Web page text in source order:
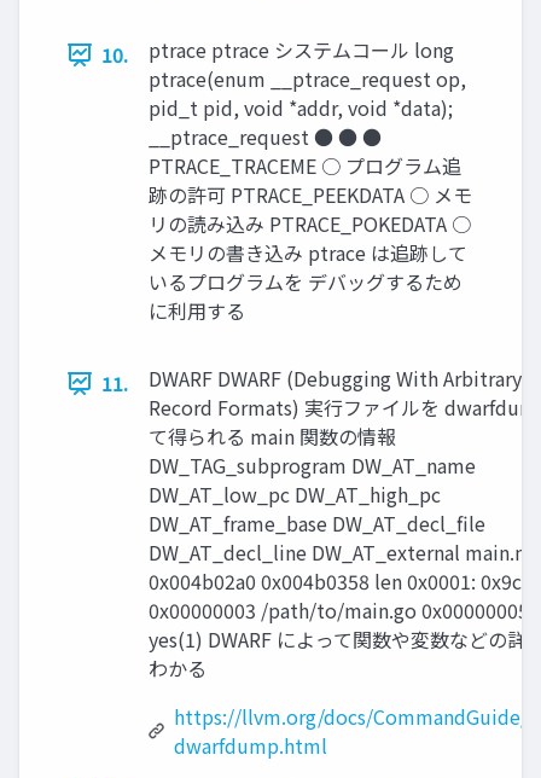
10.
ptrace ptrace システムコール long
ptrace(enum __ptrace_request op,
pid_t pid, void *addr, void *data);
__ptrace_request ● ● ●
PTRACE_TRACEME ○ プログラム追
跡の許可 PTRACE_PEEKDATA ○ メモ
リの読み込み PTRACE_POKEDATA ○
メモリの書き込み ptrace は追跡して
いるプログラムを デバッグするため
に利用する
11.
DWARF DWARF (Debugging With Arbitrary
Record Formats) 実行ファイルを
て得られる main 関数の情報
DW_TAG_subprogram DW_AT_name
DW_AT_low_pc DW_AT_high_pc
DW_AT_frame_base DW_AT_decl_file
DW_AT_decl_line DW_AT_external
0x004b02a0 0x004b0358 len 0x0001: 0x9c:
0x00000003 /path/to/main.go 0x00000005
yes(1) DWARF によって関数や変数などの詳
わかる
https://llvm.org/docs/CommandGuide/
dwarfdump.html